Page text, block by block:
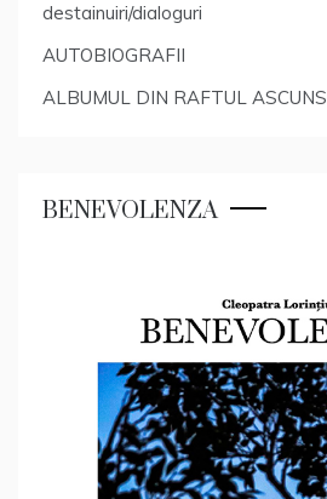
destainuiri/dialoguri
AUTOBIOGRAFII
ALBUMUL DIN RAFTUL ASCUNS
BENEVOLENZA